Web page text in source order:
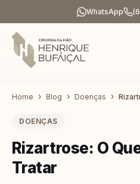
WhatsApp
Home Blog Doenças
DOENÇAS
Rizartrose: O
Tratar